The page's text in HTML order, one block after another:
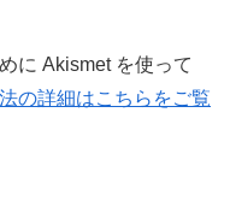
に Akismet を使って
の詳細はこちらをご覧